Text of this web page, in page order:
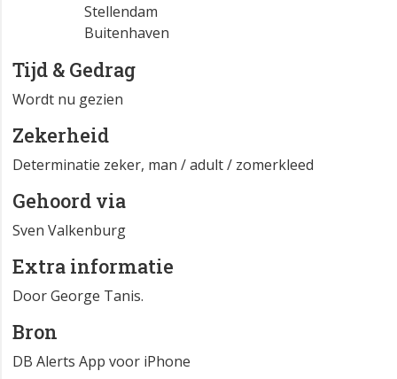
Stellendam
Buitenhaven
Tijd & Gedrag
Wordt nu gezien
Zekerheid
Determinatie zeker, man / adult / zomerkleed
Gehoord via
Sven Valkenburg
Extra informatie
Door George Tanis.
Bron
DB Alerts App voor iPhone